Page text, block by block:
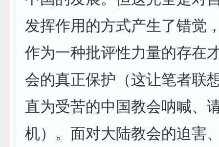
发挥作用的方式产生了错觉
作为一种批评性力量的存在
会的真正保护（这让笔者联
直为受苦的中国教会呐喊、
机）。面对大陆教会的迫害